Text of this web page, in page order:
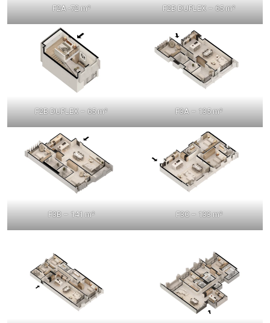
F2A -72 m² F2B DUPLEX – 65 m²
F2B DUPLEX – 65 m² F3A – 135 m²
F3B – 141 m² F3C – 133 m²